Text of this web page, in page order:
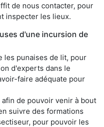
de nous contacter, pour
inspecter les lieux.
d'une incursion de
les punaises de lit, pour
d'experts dans le
faire adéquate pour
de pouvoir venir à bout
suivre des formations
pour pouvoir les